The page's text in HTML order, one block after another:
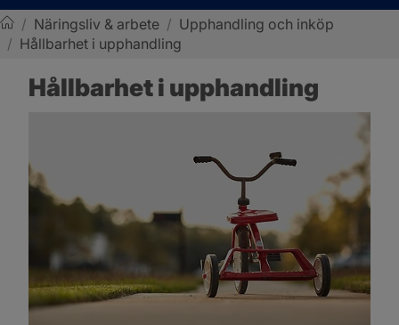
Sotenäs kommun
/ Näringsliv & arbete / Upphandling och inköp
/ Hållbarhet i upphandling
Hållbarhet i upphandling